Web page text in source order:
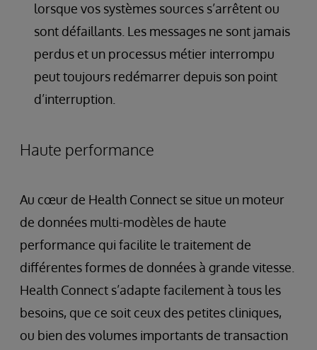
lorsque vos systèmes sources s’arrêtent ou
sont défaillants. Les messages ne sont jamais
perdus et un processus métier interrompu
peut toujours redémarrer depuis son point
d’interruption.
Haute performance
Au cœur de Health Connect se situe un moteur
de données multi-modèles de haute
performance qui facilite le traitement de
différentes formes de données à grande vitesse.
Health Connect s’adapte facilement à tous les
besoins, que ce soit ceux des petites cliniques,
ou bien des volumes importants de transaction